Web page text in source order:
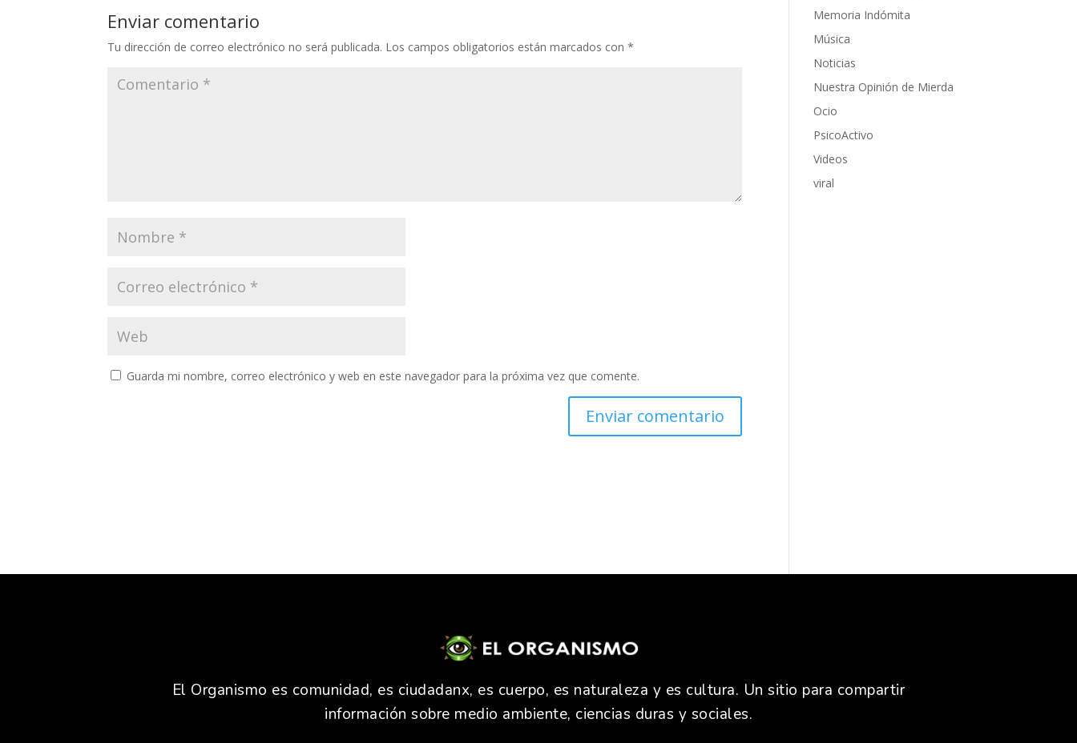
Enviar comentario
Tu dirección de correo electrónico no será publicada. Los campos obligatorios están marcados con*
Guarda mi nombre, correo electrónico y web en este navegador para la próxima vez que comente.
Memoria Indómita
Música
Noticias
Nuestra Opinión de Mierda
Ocio
PsicoActivo
Videos
viral
El Organismo es comunidad, es ciudadanx, es cuerpo, es naturaleza y es cultura. Un sitio para compartir
información sobre medio ambiente, ciencias duras y sociales.